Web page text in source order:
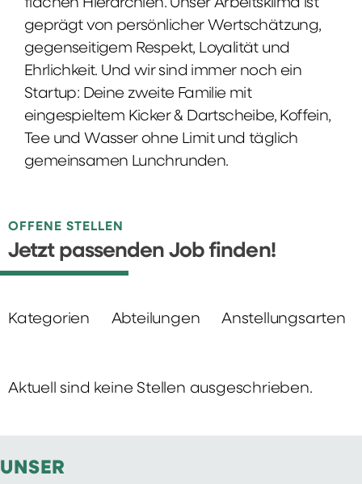
flachen Hierarchien. Unser Arbeitsklima ist
geprägt von persönlicher Wertschätzung,
gegenseitigem Respekt, Loyalität und
Ehrlichkeit. Und wir sind immer noch ein
Startup: Deine zweite Familie mit
eingespieltem Kicker & Dartscheibe, Koffein,
Tee und Wasser ohne Limit und täglich
gemeinsamen Lunchrunden.
OFFENE STELLEN
Jetzt passenden Job finden!
Kategorien Abteilungen Anstellungsarten
Aktuell sind keine Stellen ausgeschrieben.
UNSER